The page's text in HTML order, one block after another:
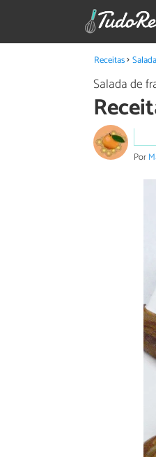
Receitas
Salada de
Por